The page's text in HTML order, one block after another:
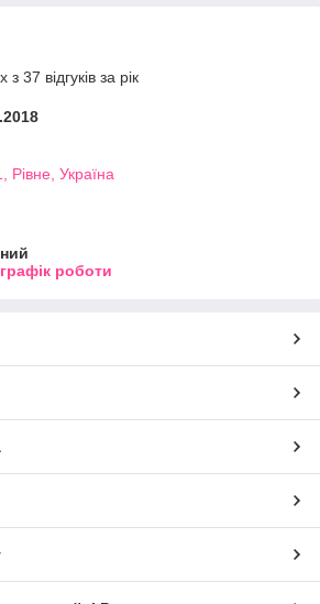
37 відгуків за рік
Рівне, Україна
роботи